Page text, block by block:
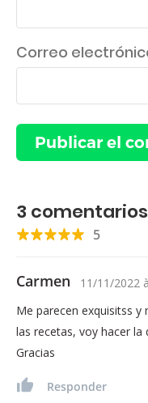
Correo
3 comentarios
5
Carmen 11/11/2022 à
Me parecen exquisitss y
las recetas, voy hacer la
Gracias
Responder